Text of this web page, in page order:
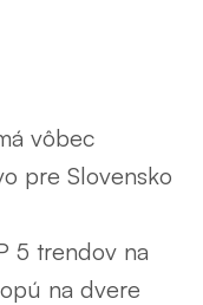
vôbec
pre Slovensko
5 trendov na
na dvere